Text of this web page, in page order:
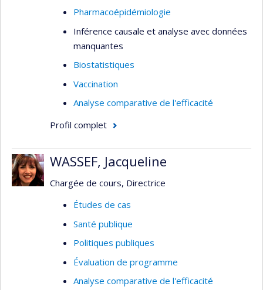
Pharmacoépidémiologie
Inférence causale et analyse avec données
manquantes
Biostatistiques
Vaccination
Analyse comparative de l'efficacité
Profil complet
WASSEF, Jacqueline
Chargée de cours, Directrice
Études de cas
Santé publique
Politiques publiques
Évaluation de programme
Analyse comparative de l'efficacité